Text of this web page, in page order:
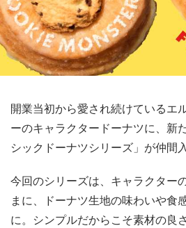
開業当初から愛され続けているエ
ーのキャラクタードーナツに、新
シックドーナツシリーズ」が仲間
今回のシリーズは、キャラクター
まに、ドーナツ生地の味わいや食
に。シンプルだからこそ素材の良